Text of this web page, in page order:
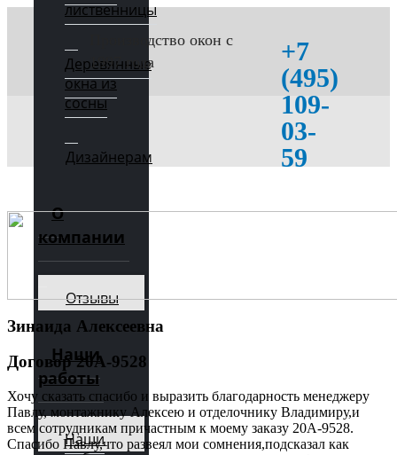
Производство окон с
1997 года
+7
(495)
109-
03-
59
лиственницы
Деревянные
окна из
сосны
Дизайнерам
О
компании
Отзывы
Наши
работы
Наши
Зинаида Алексеевна
Договор 20А-9528
Хочу сказать спасибо и выразить благодарность менеджеру
Павлу, монтажнику Алексею и отделочнику Владимиру,и
всем сотрудникам причастным к моему заказу 20А-9528.
Спасибо Павлу,что развеял мои сомнения,подсказал как